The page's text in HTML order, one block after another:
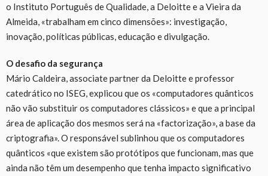
o Instituto Português de Qualidade, a Deloitte e a Vieira da
Almeida, «trabalham em cinco dimensões»: investigação,
inovação, políticas públicas, educação e divulgação.
O desafio da segurança
Mário Caldeira, associate partner da Deloitte e professor
catedrático no ISEG, explicou que os «computadores quânticos
não vão substituir os computadores clássicos» e que a principal
área de aplicação dos mesmos será na «factorização», a base da
criptografia». O responsável sublinhou que os computadores
quânticos «que existem são protótipos que funcionam, mas que
ainda não têm um desempenho que tenha impacto significativo